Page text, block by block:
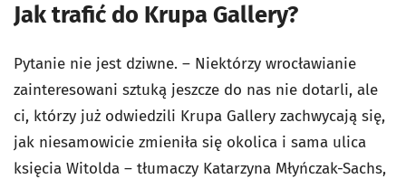
Jak trafić do Krupa Gallery?
Pytanie nie jest dziwne. – Niektórzy wrocławianie
zainteresowani sztuką jeszcze do nas nie dotarli, ale
ci, którzy już odwiedzili Krupa Gallery zachwycają się,
jak niesamowicie zmieniła się okolica i sama ulica
księcia Witolda – tłumaczy Katarzyna Młyńczak-Sachs,